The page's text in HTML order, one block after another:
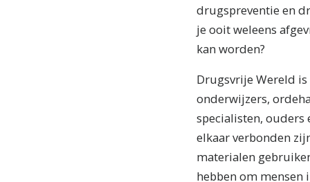
drugspreventie en
je ooit weleens
kan worden?
Drugsvrije Wereld
onderwijzers,
specialisten,
elkaar verbonden
materialen
hebben om